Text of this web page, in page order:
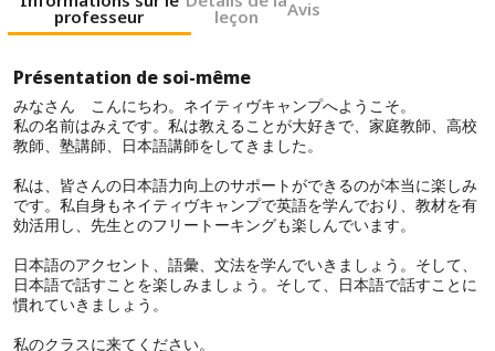
professeur leçon Avis
Présentation de soi-même
みなさん こんにちわ。ネイティヴキャンプへようこそ。
私の名前はみえです。私は教えることが大好きで、家庭教師、高校
教師、塾講師、日本語講師をしてきました。
私は、皆さんの日本語力向上のサポートができるのが本当に楽しみ
です。私自身もネイティヴキャンプで英語を学んでおり、教材を有
効活用し、先生とのフリートーキングも楽しんでいます。
日本語のアクセント、語彙、文法を学んでいきましょう。そして、
日本語で話すことを楽しみましょう。そして、日本語で話すことに
慣れていきましょう。
私のクラスに来てください。